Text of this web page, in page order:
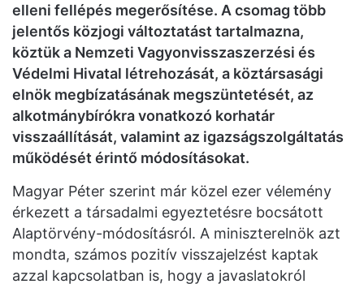
elleni fellépés megerősítése. A csomag több
jelentős közjogi változtatást tartalmazna,
köztük a Nemzeti Vagyonvisszaszerzési és
Védelmi Hivatal létrehozását, a köztársasági
elnök megbízatásának megszüntetését, az
alkotmánybírókra vonatkozó korhatár
visszaállítását, valamint az igazságszolgáltatás
működését érintő módosításokat.
Magyar Péter szerint már közel ezer vélemény
érkezett a társadalmi egyeztetésre bocsátott
Alaptörvény-módosításról. A miniszterelnök azt
mondta, számos pozitív visszajelzést kaptak
azzal kapcsolatban is, hogy a javaslatokról